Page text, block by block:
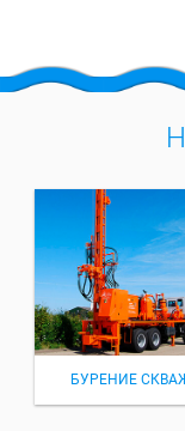
БУРЕНИЕ